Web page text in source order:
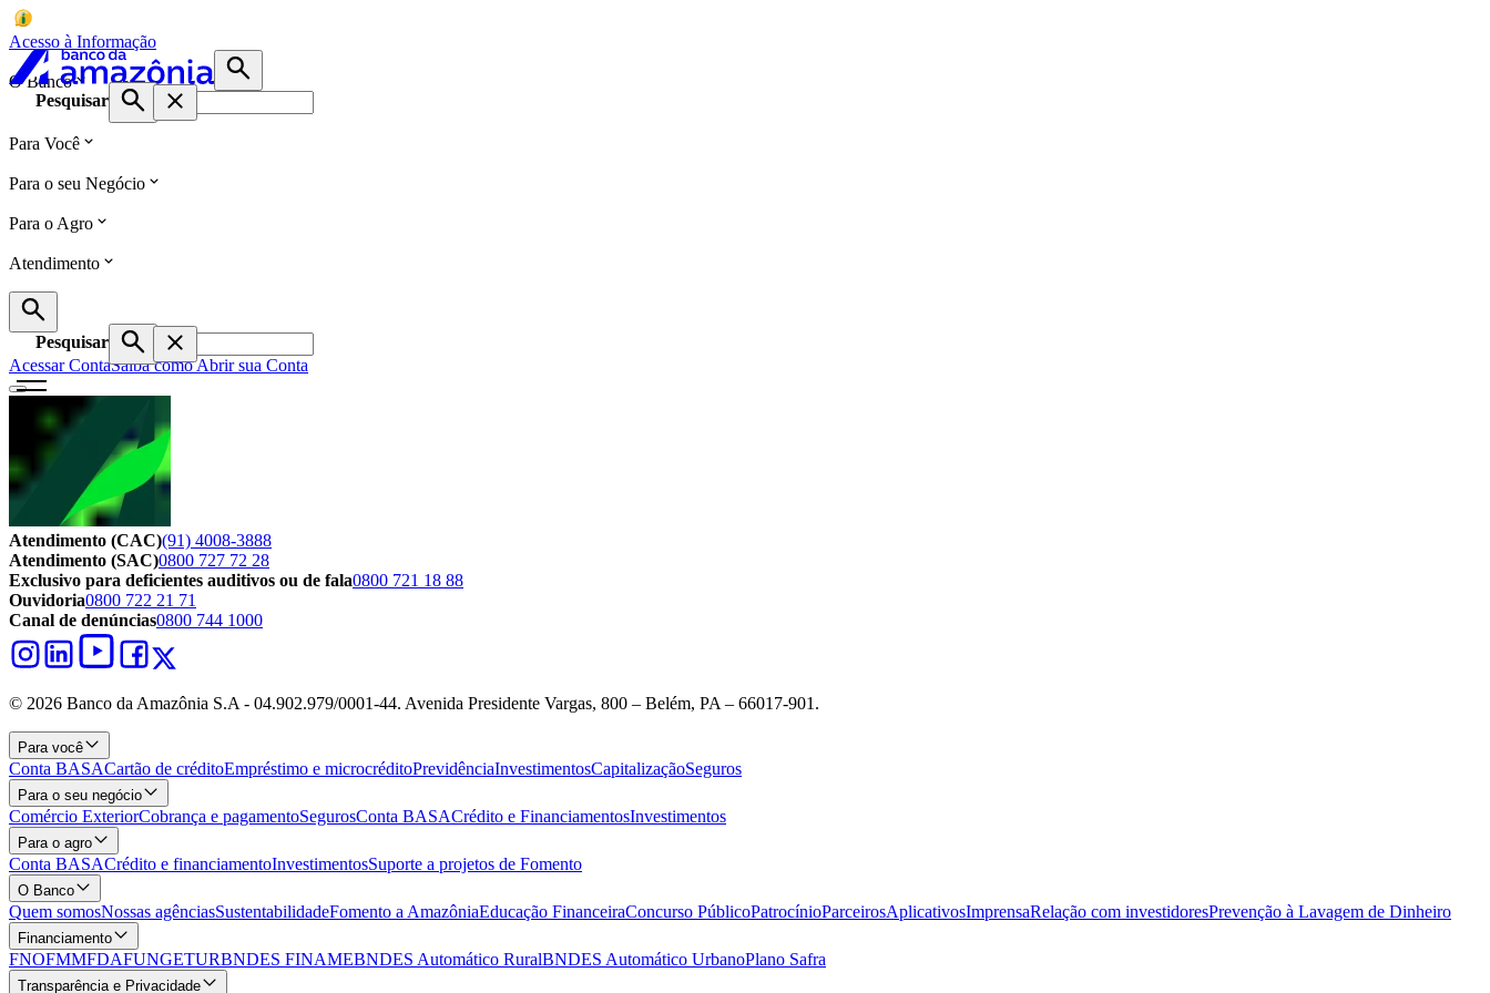
Acesso à Informação
O Banco
Pesquisar
Para Você
Para o seu Negócio
Para o Agro
Atendimento
Pesquisar
Acessar ContaSaiba como Abrir sua Conta
Atendimento (CAC)(91) 4008-3888
Atendimento (SAC)0800 727 72 28
Exclusivo para deficientes auditivos ou de fala0800 721 18 88
Ouvidoria0800 722 21 71
Canal de denúncias0800 744 1000
© 2026 Banco da Amazônia S.A - 04.902.979/0001‐44. Avenida Presidente Vargas, 800 – Belém, PA – 66017-901.
Para você
Conta BASACartão de créditoEmpréstimo e microcréditoPrevidênciaInvestimentosCapitalizaçãoSeguros
Para o seu negócio
Comércio ExteriorCobrança e pagamentoSegurosConta BASACrédito e FinanciamentosInvestimentos
Para o agro
Conta BASACrédito e financiamentoInvestimentosSuporte a projetos de Fomento
O Banco
Quem somosNossas agênciasSustentabilidadeFomento a AmazôniaEducação FinanceiraConcurso PúblicoPatrocínioParceirosAplicativosImprensaRelação com investidoresPrevenção à Lavagem de Dinheiro
Financiamento
FNOFMMFDAFUNGETURBNDES FINAMEBNDES Automático RuralBNDES Automático UrbanoPlano Safra
Transparência e Privacidade